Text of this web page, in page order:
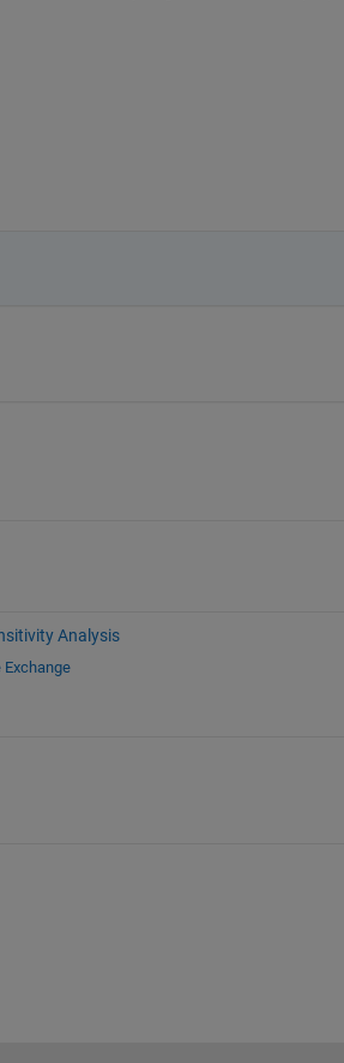
Analysis
Exchange